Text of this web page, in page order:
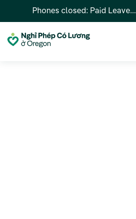
Phones closed: Paid Leave...